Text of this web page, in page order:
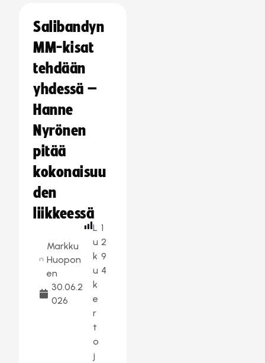
Salibandyn
MM-kisat
tehdään
yhdessä –
Hanne
Nyrönen
pitää
kokonaisuu
den
liikkeessä
Markku
Huopon
en
30.06.2
026
L
u
k
u
k
e
r
t
o
j
1
2
9
4